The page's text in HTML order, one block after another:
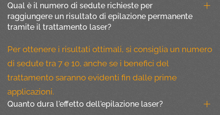
Qual è il numero di sedute richieste per
raggiungere un risultato di epilazione permanente
tramite il trattamento laser?
Per ottenere i risultati ottimali, si consiglia un numero
di sedute tra 7 e 10, anche se i benefici del
trattamento saranno evidenti fin dalle prime
applicazioni.
Quanto dura l'effetto dell'epilazione laser?